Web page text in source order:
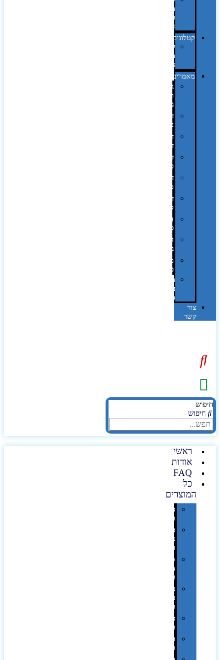
מחשב
וציוד
היקפי
קטלוגים
קטלוג
מוצרי
נייר
מאמרים
גימורים
והשבחות
בדפוס
דפוס
אופסט
דפוס
דיגיטלי
דפוס
טמפון
דפוס
משי
דפוס
סובלימציה
הדפס
פרוצס
חריטה
בלייזר
מהו
פנטון?
מיתוג
באמצעות
מדבקות
צור
קשר
חיפוש
ראשי
אודות
FAQ
כל
המוצרים
טכנולוגיה
וגאדג'טים
פנאי,
נופש
ונסיעות
סביבת
משרד
ופרימיום
כלים,
פנסים
ורכב
טקסטיל
וחורף
תיקים
ומזוודות